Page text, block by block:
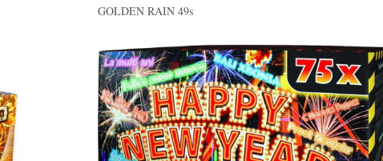
GOLDEN RAIN 49s